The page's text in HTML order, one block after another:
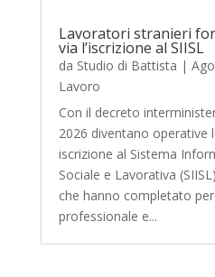
Lavoratori stranieri
via l’iscrizione al SIISL
da Studio di Battista |
Lavoro
Con il decreto
2026 diventano operative
iscrizione al Sistema
Sociale e Lavorativa
che hanno completato
professionale e...